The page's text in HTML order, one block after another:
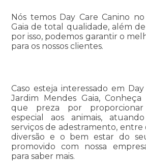
Nós temos Day Care Canino
Gaia de total qualidade, além
por isso, podemos garantir o
para os nossos clientes.
Caso esteja interessado em
Jardim Mendes Gaia, Conheça
que preza por
especial aos animais,
serviços de adestramento, entre
diversão e o bem estar do
promovido com nossa
para saber mais.